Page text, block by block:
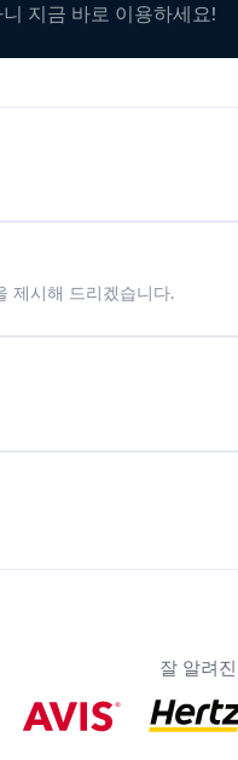
지금 바로 이용하세요!
제시해 드리겠습니다.
잘 알려